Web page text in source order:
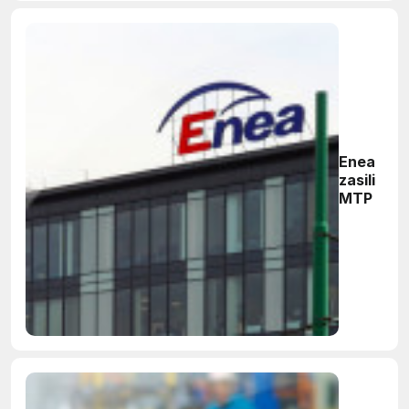
Enea
zasili
MTP